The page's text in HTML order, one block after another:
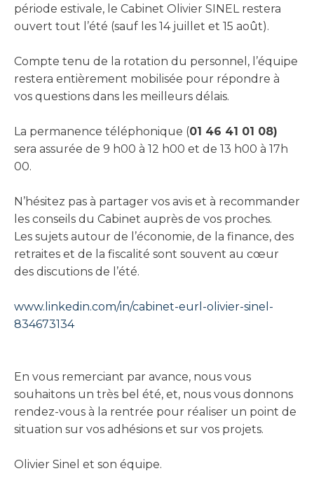
période estivale, le Cabinet Olivier SINEL restera
ouvert tout l’été (sauf les 14 juillet et 15 août).
Compte tenu de la rotation du personnel, l’équipe
restera entièrement mobilisée pour répondre à
vos questions dans les meilleurs délais.
La permanence téléphonique (01 46 41 01 08)
sera assurée de 9 h00 à 12 h00 et de 13 h00 à 17h
00.
N’hésitez pas à partager vos avis et à recommander
les conseils du Cabinet auprès de vos proches.
Les sujets autour de l’économie, de la finance, des
retraites et de la fiscalité sont souvent au cœur
des discutions de l’été.
www.linkedin.com/in/cabinet-eurl-olivier-sinel-
834673134
En vous remerciant par avance, nous vous
souhaitons un très bel été, et, nous vous donnons
rendez-vous à la rentrée pour réaliser un point de
situation sur vos adhésions et sur vos projets.
Olivier Sinel et son équipe.